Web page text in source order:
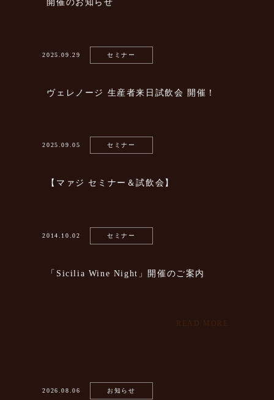
2025.09.29 セミナー
ヴェレノージ 生産者来日試飲会 開催！
2025.09.05 セミナー
【マァジ セミナー＆試飲会】
2014.10.02 セミナー
「Sicilia Wine Night」開催のご案内
READ MORE
2026.08.06 お知らせ